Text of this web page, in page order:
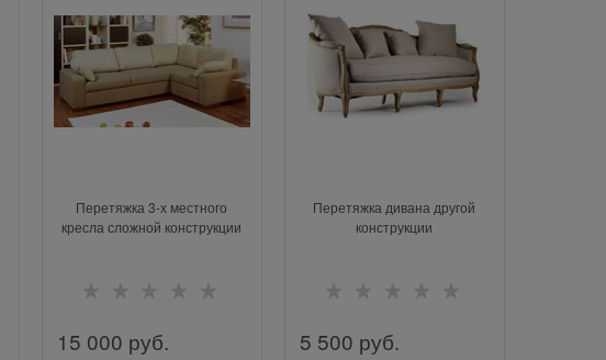
Перетяжка 3-х местного
кресла сложной конструкции
15 000 руб.
Перетяжка дивана другой
конструкции
5 500 руб.